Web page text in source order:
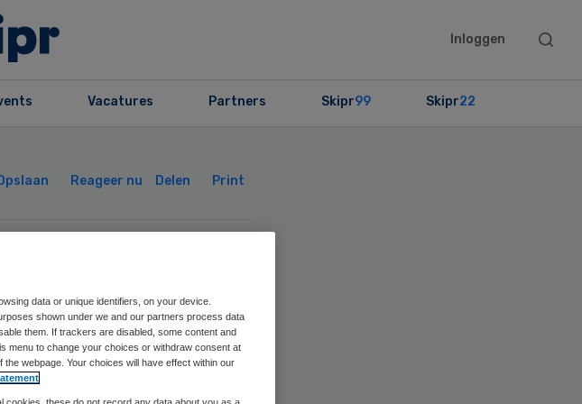
Inloggen
Search
Vacatures Partners Skipr99 Skipr22
Reageer nu Delen Print
plaats
data or unique identifiers, on your device.
shown under we and our partners process data
them. If trackers are disabled, some content and
menu to change your choices or withdraw consent at
webpage. Your choices will have effect within our
cookies, these do not record any data about you as a